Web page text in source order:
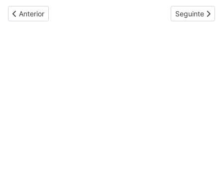
Artigo anterior: Apontamentos de Cozinha de Leonardo da Vinci
Anterior Artigo
Seguinte